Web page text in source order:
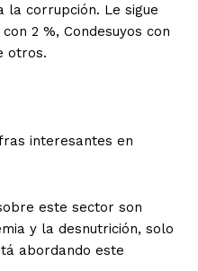
corrupción. Le sigue
2 %, Condesuyos con
otros.
interesantes en
este sector son
y la desnutrición, solo
abordando este